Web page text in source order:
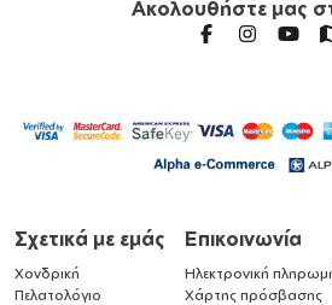
Ακολουθήστε μας
Σχετικά με εμάς
Χονδρική
Πελατολόγιο
Επικοινωνία
Ηλεκτρονική
Χάρτης πρόσβασης